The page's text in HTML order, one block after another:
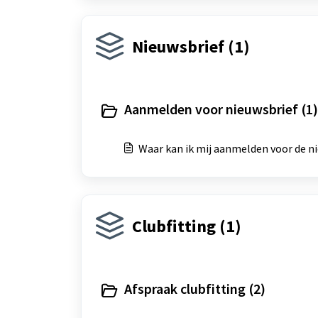
Nieuwsbrief (1)
Aanmelden voor nieuwsbrief (1)
Waar kan ik mij aanmelden voor de
Clubfitting (1)
Afspraak clubfitting (2)